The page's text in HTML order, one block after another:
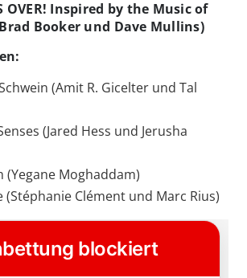
OVER! Inspired by the Music of
Booker und Dave Mullins)
(Amit R. Gicelter und Tal
(Jared Hess und Jerusha
(Yegane Moghaddam)
(Stéphanie Clément und Marc Rius)